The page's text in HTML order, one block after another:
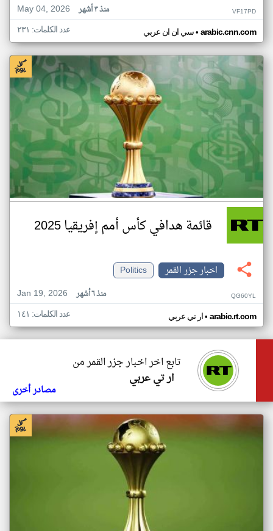
May 04, 2026
منذ ٣ أشهر VF17PD
سي ان ان عربي• arabic.cnn.com عدد الكلمات: ٢٣١
قائمة هدافي كأس أمم إفريقيا 2025
اخبار جزر القمر
Politics
Jan 19, 2026
منذ ٦ أشهر QG60YL
ار تي عربي• arabic.rt.com عدد الكلمات: ١٤١
تابع اخر اخبار جزر القمر من
ار تي عربي
مصادر أخرى